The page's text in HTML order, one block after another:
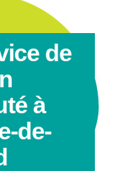
de
à
de-